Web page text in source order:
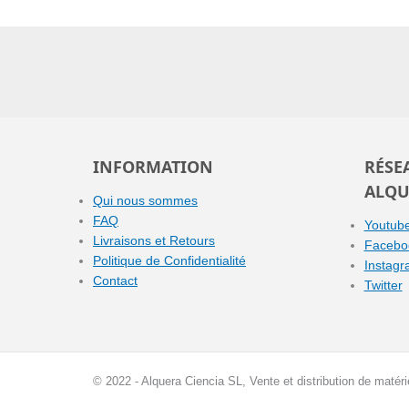
INFORMATION
Qui nous sommes
FAQ
Livraisons et Retours
Politique de Confidentialité
Contact
Twitter
© 2022 - Alquera Ciencia SL, Vente et distribution de